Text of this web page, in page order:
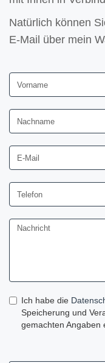
Natürlich können
E-Mail über mein
Ich habe die
Speicherung und
gemachten Angaben